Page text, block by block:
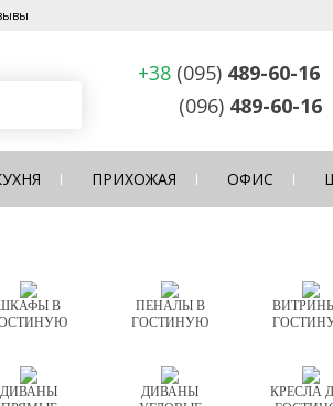
+38 (095) 489-60-16
(096) 489-60-16
ПРИХОЖАЯ ОФИС
В
ПЕНАЛЫ В
ГОСТИНУЮ
ДИВАНЫ
ДИВАНЫ
КРЕСЛА